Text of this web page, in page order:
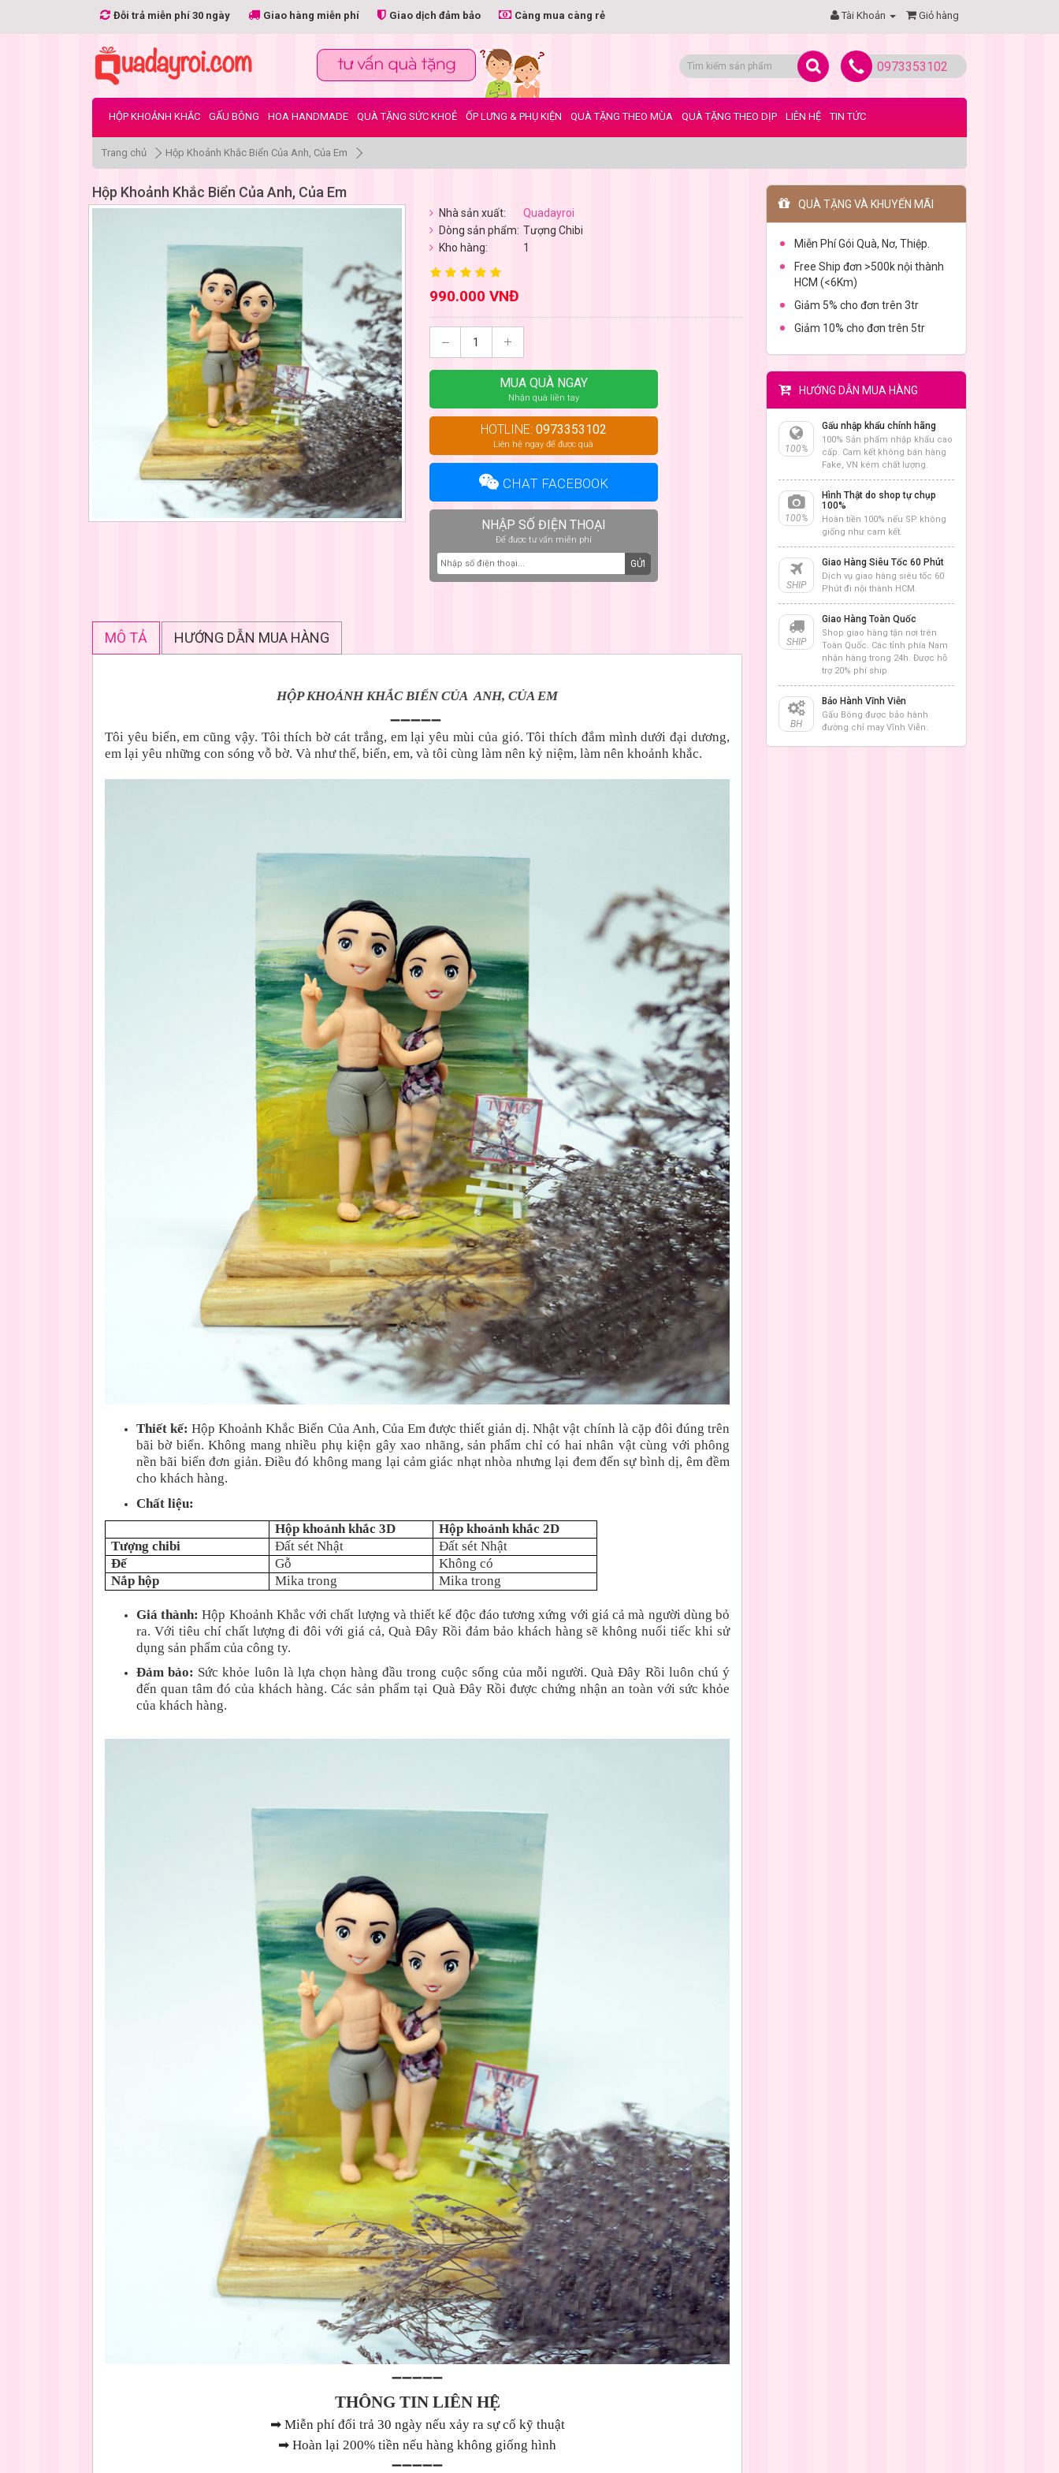
Đỗi trả miễn phí 30 ngày Giao hàng miễn phí Giao dịch đảm bảo Càng mua càng rẻ Tài Khoản Giỏ hàng
0973353102
HỘP KHOẢNH KHẮC GẤU BÔNG HOA HANDMADE QUÀ TẶNG SỨC KHOẺ ỐP LƯNG & PHỤ KIỆN QUÀ TẶNG THEO MÙA QUÀ TẶNG THEO DỊP LIÊN HỆ TIN TỨC
Trang chủ Hộp Khoảnh Khắc Biển Của Anh, Của Em
Hộp Khoảnh Khắc Biển Của Anh, Của Em
Nhà sản xuất:
Quadayroi
Dòng sản phẩm: Tượng Chibi
Kho hàng:
1
990.000 VNĐ
MUA QUÀ NGAY
Nhận quà liền tay
HOTLINE: 0973353102
Liên hệ ngay để được quà
CHAT FACEBOOK
NHẬP SỐ ĐIỆN THOẠI
Để được tư vấn miễn phí
GỬI
MÔ TẢ HƯỚNG DẪN MUA HÀNG
HỘP KHOẢNH KHẮC BIỂN CỦA ANH, CỦA EM
➖➖➖➖➖
Tôi yêu biển, em cũng vậy. Tôi thích bờ cát trắng, em lại yêu mùi của gió. Tôi thích đắm mình dưới đại dương,
em lại yêu những con sóng vỗ bờ. Và như thế, biển, em, và tôi cùng làm nên kỷ niệm, làm nên khoảnh khắc.
Thiết kế:Hộp Khoảnh Khắc Biển Của Anh, Của Em được thiết giản dị. Nhật vật chính là cặp đôi đúng trên
bãi bờ biển. Không mang nhiều phụ kiện gây xao nhãng, sản phẩm chỉ có hai nhân vật cùng với phông
nền bãi biển đơn giản. Điều đó không mang lại cảm giác nhạt nhòa nhưng lại đem đến sự bình dị, êm đềm
cho khách hàng.
Chất liệu:
Hộp khoảnh khắc 3D
Hộp khoảnh khắc 2D
Tượng chibi
Đất sét Nhật
Đất sét Nhật
Đế
Gỗ
Không có
Nắp hộp
Mika trong Mika trong
Giá thành:Hộp Khoảnh Khắc với chất lượng và thiết kế độc đáo tương xứng với giá cả mà người dùng bỏ
ra. Với tiêu chí chất lượng đi đôi với giá cả, Quà Đây Rồi đảm bảo khách hàng sẽ không nuối tiếc khi sử
dụng sản phẩm của công ty.
Đảm bảo: Sức khỏe luôn là lựa chọn hàng đầu trong cuộc sống của mỗi người. Quà Đây Rồi luôn chú ý
đến quan tâm đó của khách hàng. Các sản phẩm tại Quà Đây Rồi được chứng nhận an toàn với sức khỏe
của khách hàng.
➖➖➖➖➖
THÔNG TIN LIÊN HỆ
➡Miễn phí đổi trả 30 ngày nếu xảy ra sự cố kỹ thuật
➡ Hoàn lại 200% tiền nếu hàng không giống hình
➖➖➖➖➖
QUÀ TẶNG VÀ KHUYẾN MÃI
Miễn Phí Gói Quà, Nơ, Thiệp.
Free Ship đơn >500k nội thành
HCM (<6Km)
Giảm 5% cho đơn trên 3tr
Giảm 10% cho đơn trên 5tr
HƯỚNG DẪN MUA HÀNG
100%
Gấu nhập khẩu chính hãng
100% Sản phẩm nhập khẩu cao
cấp. Cam kết không bán hàng
Fake, VN kém chất lượng.
100%
Hình Thật do shop tự chụp
100%
Hoàn tiền 100% nếu SP không
giống như cam kết.
SHIP
Giao Hàng Siêu Tốc 60 Phút
Dịch vụ giao hàng siêu tốc 60
Phút đi nội thành HCM.
SHIP
Giao Hàng Toàn Quốc
Shop giao hàng tận nơi trên
Toàn Quốc. Các tỉnh phía Nam
nhận hàng trong 24h. Được hỗ
trợ 20% phí ship
BH
Bảo Hành Vĩnh Viễn
Gấu Bông được bảo hành
đường chỉ may Vĩnh Viễn.